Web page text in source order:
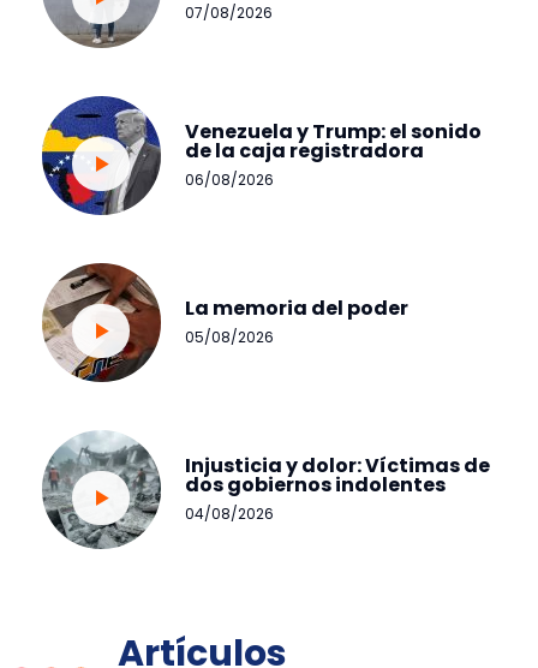
07/08/2026
Venezuela y Trump: el sonido
de la caja registradora
06/08/2026
La memoria del poder
05/08/2026
Injusticia y dolor: Víctimas de
dos gobiernos indolentes
04/08/2026
Artículos